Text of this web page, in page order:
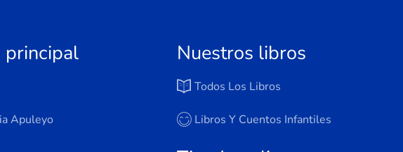
principal
Apuleyo
Nuestros libros
Todos Los Libros
Libros Y Cuentos Infantiles